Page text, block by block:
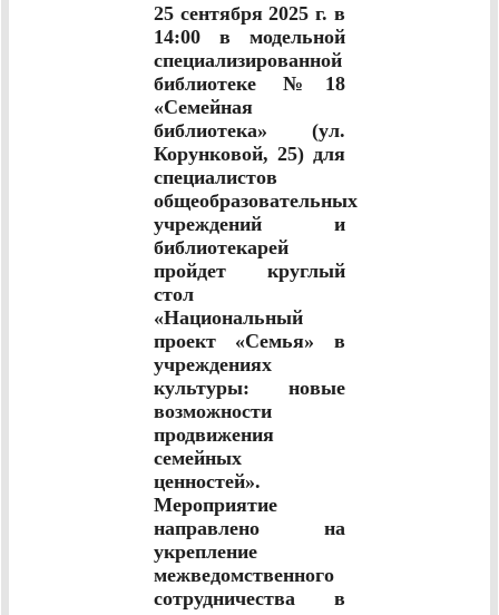
25 сентября 2025 г. в
14:00 в модельной
специализированной
библиотеке №18
«Семейная
библиотека» (ул.
Корунковой, 25) для
специалистов
общеобразовательных
учреждений и
библиотекарей
пройдет круглый
стол
«Национальный
проект «Семья» в
учреждениях
культуры: новые
возможности
продвижения
семейных
ценностей».
Мероприятие
направлено на
укрепление
межведомственного
сотрудничества в